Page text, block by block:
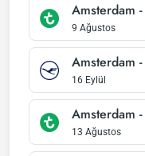
Amsterdam
9 Ağustos
Amsterdam
16 Eylül
Amsterdam
13 Ağustos